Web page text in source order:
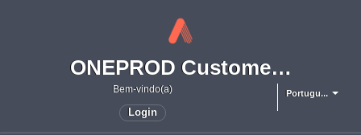
ONEPROD Customer Support
Portugu...
Bem-vindo(a)
Login